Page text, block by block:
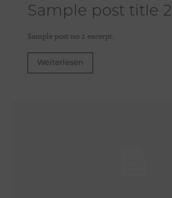
Sample post title 2
Sample post no 2 excerpt.
Weiterlesen